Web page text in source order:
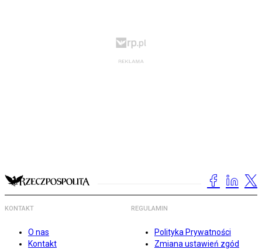
KONTAKT
O nas
Kontakt
REGULAMIN
Polityka Prywatności
Zmiana ustawień zgód